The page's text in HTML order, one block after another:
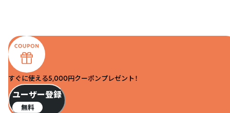
すぐに使える5,000円クーポンプレゼント！
ユーザー登録
無料